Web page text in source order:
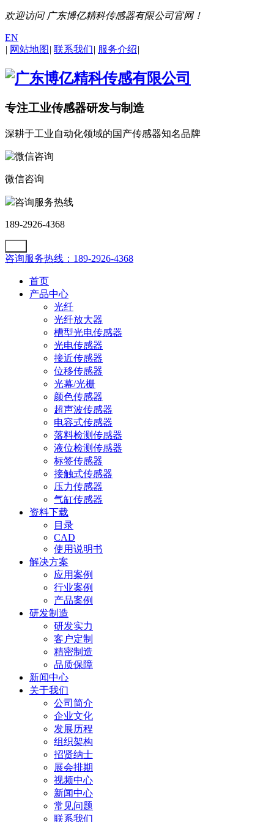
欢迎访问 广东博亿精科传感器有限公司官网！
EN
| 网站地图 | 联系我们| 服务介绍|
专注工业传感器研发与制造
深耕于工业自动化领域的国产传感器知名品牌
微信咨询
咨询服务热线
189-2926-4368
咨询服务热线：189-2926-4368
首页
产品中心
光纤
光纤放大器
槽型光电传感器
光电传感器
接近传感器
位移传感器
光幕/光栅
颜色传感器
超声波传感器
电容式传感器
落料检测传感器
液位检测传感器
标签传感器
接触式传感器
压力传感器
气缸传感器
资料下载
目录
CAD
使用说明书
解决方案
应用案例
行业案例
产品案例
研发制造
研发实力
客户定制
精密制造
品质保障
新闻中心
关于我们
公司简介
企业文化
发展历程
组织架构
招贤纳士
展会排期
视频中心
新闻中心
常见问题
联系我们